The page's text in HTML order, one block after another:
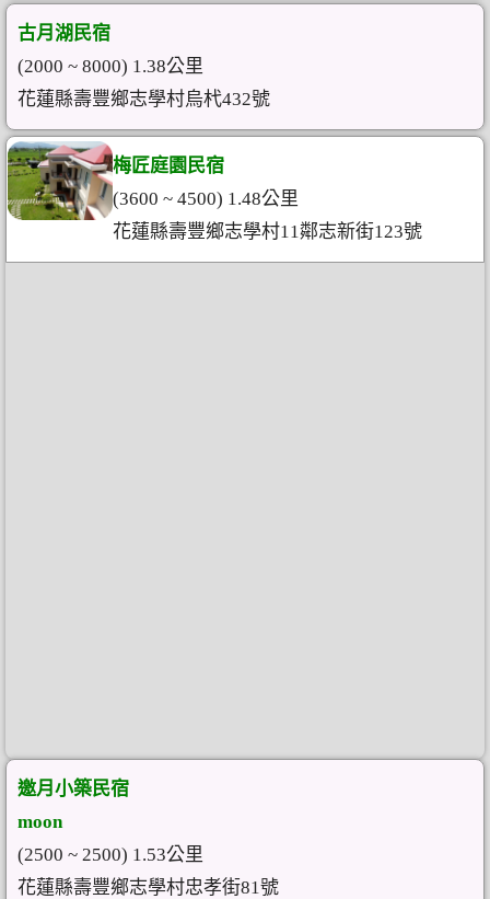
古月湖民宿
(2000 ~ 8000) 1.38公里
花蓮縣壽豐鄉志學村烏杙432號
梅匠庭園民宿
(3600 ~ 4500) 1.48公里
花蓮縣壽豐鄉志學村11鄰志新街123號
邀月小築民宿
moon
(2500 ~ 2500) 1.53公里
花蓮縣壽豐鄉志學村忠孝街81號